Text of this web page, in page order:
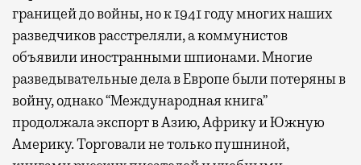
границей до войны, но к 1941 году многих наших
разведчиков расстреляли, а коммунистов
объявили иностранными шпионами. Многие
разведывательные дела в Европе были потеряны в
войну, однако “Международная книга”
продолжала экспорт в Азию, Африку и Южную
Америку. Торговали не только пушниной,